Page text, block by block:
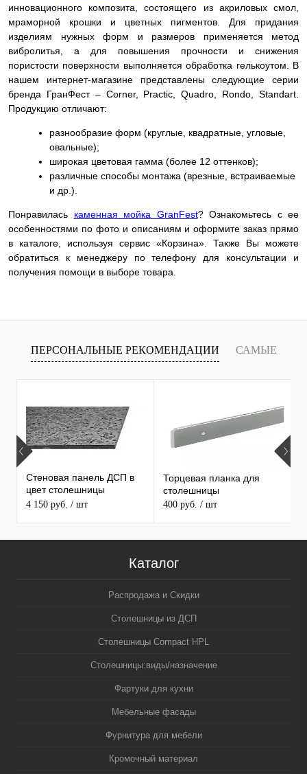
инновационного композита, состоящего из акриловых смол,
мраморной крошки и цветных пигментов. Для придания
изделиям нужных форм и размеров применяется метод
вибролитья, а для повышения прочности и снижения
пористости поверхности выполняется обработка гелькоутом. В
нашем интернет-магазине представлены следующие серии
бренда ГранФест – Corner, Practic, Quadro, Rondo, Standart.
Продукцию отличают:
разнообразие форм (круглые, квадратные, угловые,
овальные);
широкая цветовая гамма (более 12 оттенков);
различные способы монтажа (врезные, встраиваемые
и др.).
Понравилась каменная мойка GranFest? Ознакомьтесь с ее
особенностями по фото и описаниям и оформите заказ прямо
в каталоге, используя сервис «Корзина». Также Вы можете
обратиться к менеджеру по телефону для консультации и
получения помощи в выборе товара.
ПЕРСОНАЛЬНЫЕ РЕКОМЕНДАЦИИ САМЫЕ
ПРОДАВАЕМЫЕ ТОВАРЫ
Стеновая панель ДСП в
цвет столешницы
MAERSS
4 150 руб. / шт
Торцевая планка для
столешницы
400 руб. / шт
Каталог
Распродажа и Скидки
Столешницы из ДСП
Столешницы Compact HPL
Столешницы:виды/назначение
Фартуки для кухни
Мебельные фасады
Фурнитура для мебели
Кромочный материал